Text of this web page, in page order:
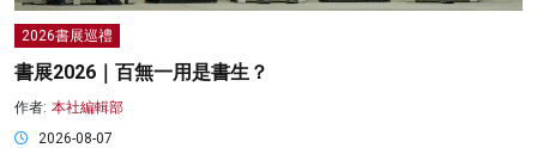
2026書展巡禮
書展2026｜百無一用是書生？
作者: 本社編輯部
2026-08-07